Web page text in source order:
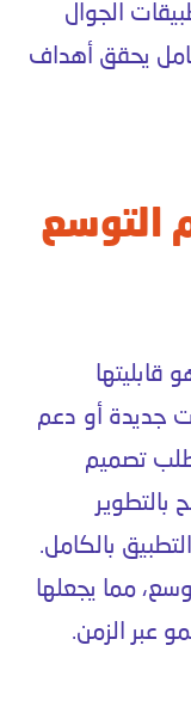
الجوال
يحقق أهداف
التوسع
قابليتها
جديدة أو دعم
تصميم
بالتطوير
بالكامل.
مما يجعلها
عبر الزمن.